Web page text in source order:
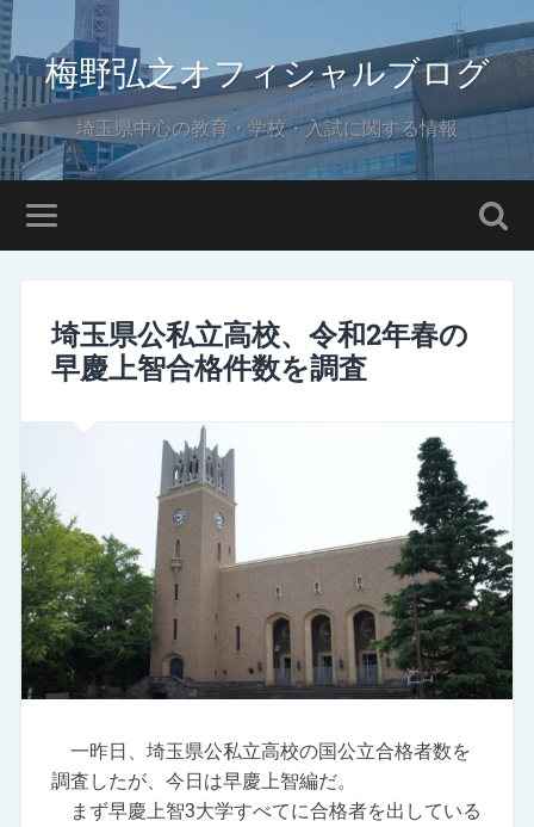
梅野弘之オフィシャルブログ
埼玉県中心の教育・学校・入試に関する情報
埼玉県公私立高校、令和2年春の
早慶上智合格件数を調査
一昨日、埼玉県公私立高校の国公立合格者数を
調査したが、今日は早慶上智編だ。
まず早慶上智3大学すべてに合格者を出している